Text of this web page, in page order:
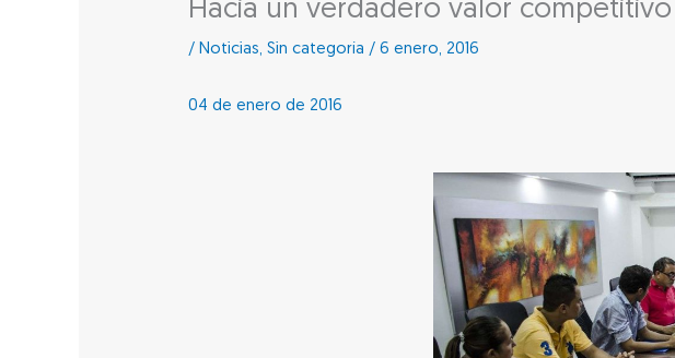
Hacia un verdadero valor competitivo
/ Noticias,Sin categoría /6 enero, 2016
04 de enero de 2016